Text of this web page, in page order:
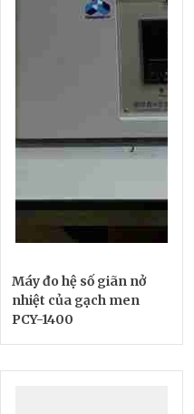
Máy đo hệ số giãn nở
nhiệt của gạch men
PCY-1400